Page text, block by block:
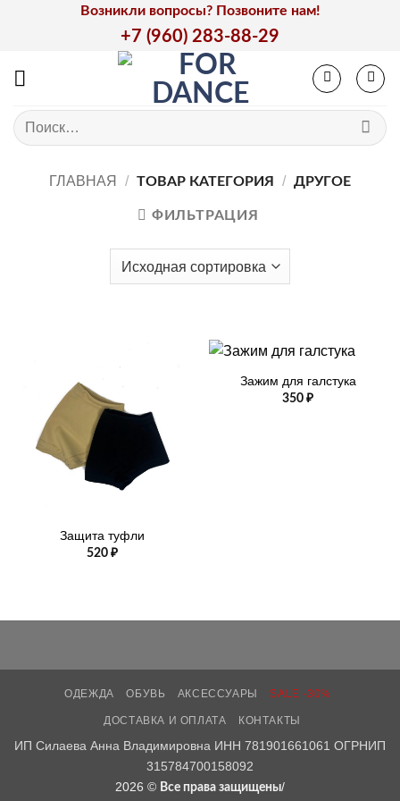
Возникли вопросы? Позвоните нам!
+7 (960) 283-88-29
Искать:
ГЛАВНАЯ / ТОВАР КАТЕГОРИЯ / ДРУГОЕ
ФИЛЬТРАЦИЯ
Защита туфли
520 ₽
Зажим для галстука
350 ₽
ОДЕЖДА ОБУВЬ АКСЕССУАРЫ SALE -30%
ДОСТАВКА И ОПЛАТА КОНТАКТЫ
ИП Силаева Анна Владимировна ИНН 781901661061 ОГРНИП
315784700158092
2026 © Все права защищены/